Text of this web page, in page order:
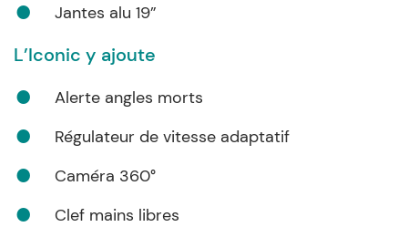
Jantes alu 19”
L’Iconic y ajoute
Alerte angles morts
Régulateur de vitesse adaptatif
Caméra 360°
Clef mains libres